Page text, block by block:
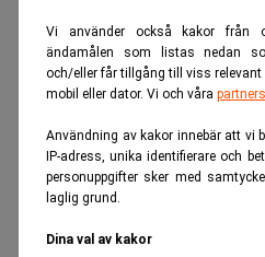
Vi använder också kakor från
ändamålen som listas nedan
och/eller får tillgång till viss
mobil eller dator. Vi och våra partners
Användning av kakor innebär att vi
IP-adress, unika identifierare och
personuppgifter sker med
laglig grund.
Dina val av kakor